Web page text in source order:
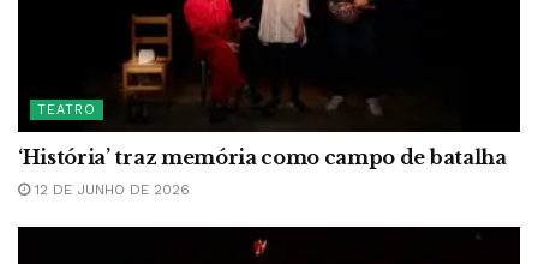
TEATRO
‘História’ traz memória como campo de batalha
12 DE JUNHO DE 2026